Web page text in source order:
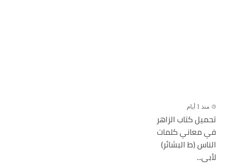
منذ 1 أيام
تحميل كتاب الزاهر
في معاني كلمات
الناس (ط البشائر)
لأبى...